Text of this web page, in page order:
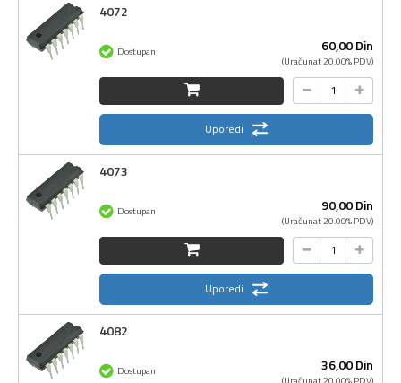
4072
60,00Din
(Uračunat 20.00% PDV)
Dostupan
Uporedi
4073
90,00Din
(Uračunat 20.00% PDV)
Dostupan
Uporedi
4082
36,00Din
(Uračunat 20.00% PDV)
Dostupan